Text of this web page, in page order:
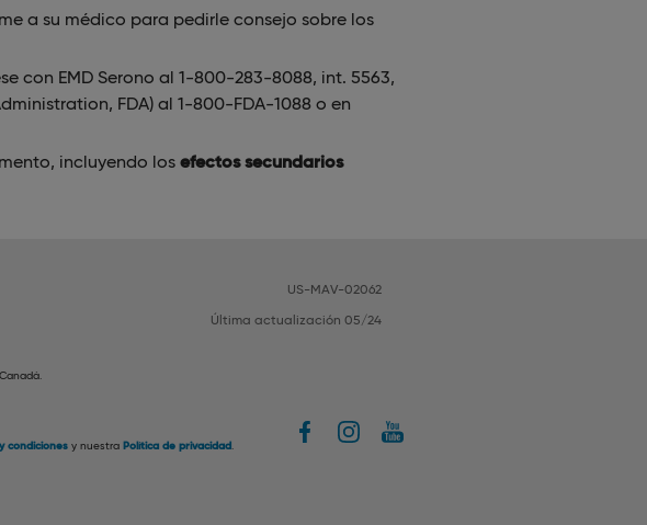
a su médico para pedirle consejo sobre los
con EMD Serono al 1-800-283-8088, int. 5563,
FDA) al 1-800-FDA-1088 o en
incluyendo los efectos secundarios
US-MAV-02062
Última actualización 05/24
condicionesy nuestra Política de privacidad.